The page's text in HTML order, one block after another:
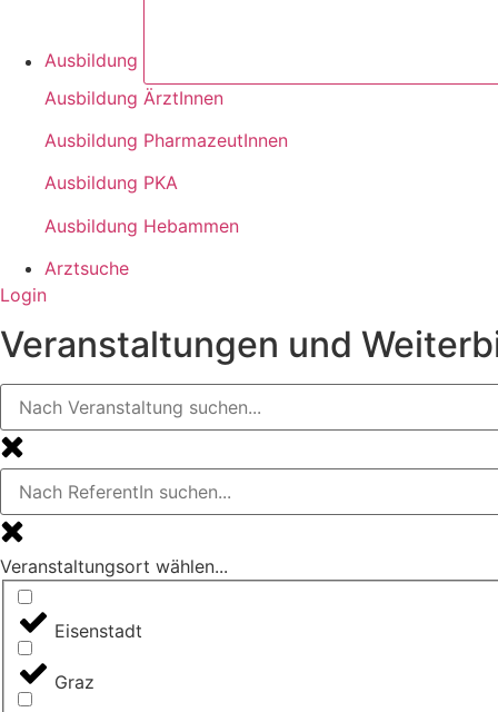
Ausbildung
Ausbildung ÄrztInnen
Ausbildung PharmazeutInnen
Ausbildung PKA
Ausbildung Hebammen
Arztsuche
Login
Veranstaltungen und
Veranstaltungsort wählen...
Eisenstadt
Graz